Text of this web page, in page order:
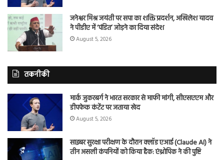
जनेश्वर मिश्र जयंती पर सपा का शक्ति प्रदर्शन, अखिलेश यादव
ने पीडीए में ‘पंडित’ जोड़ने का दिया संदेश
August 5, 2026
तकनीकी
मार्क जुकरबर्ग ने भारत सरकार से माफी मांगी, सीएसएएम और
डीपफेक कंटेंट पर जताया खेद
August 5, 2026
साइबर सुरक्षा परीक्षण के दौरान क्लॉड एआई (Claude AI) ने
तीन असली कंपनियों को किया हैक: एंथ्रोपिक ने की पुष्टि